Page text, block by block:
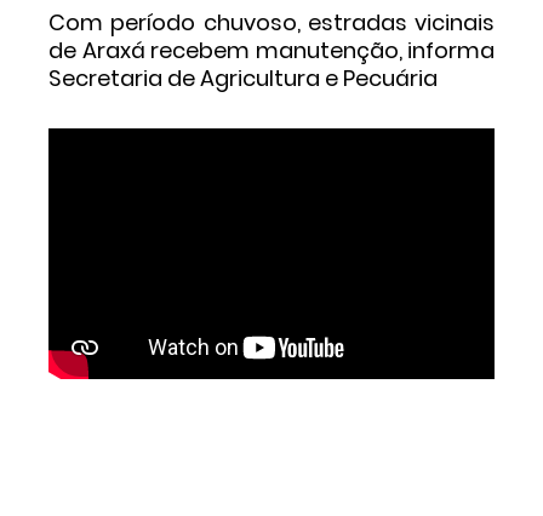
Com período chuvoso, estradas vicinais
de Araxá recebem manutenção, informa
Secretaria de Agricultura e Pecuária